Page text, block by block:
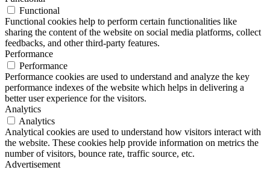
Functional
Functional cookies help to perform certain functionalities like
sharing the content of the website on social media platforms, collect
feedbacks, and other third-party features.
Performance
Performance
Performance cookies are used to understand and analyze the key
performance indexes of the website which helps in delivering a
better user experience for the visitors.
Analytics
Analytics
Analytical cookies are used to understand how visitors interact with
the website. These cookies help provide information on metrics the
number of visitors, bounce rate, traffic source, etc.
Advertisement